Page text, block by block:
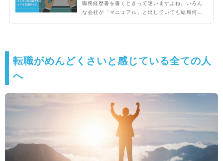
職務経歴書を書くときって迷いますよね。いろん
な会社が「マニュアル」と出していても結局何を
転職がめんどくさいと感じている全ての人
へ